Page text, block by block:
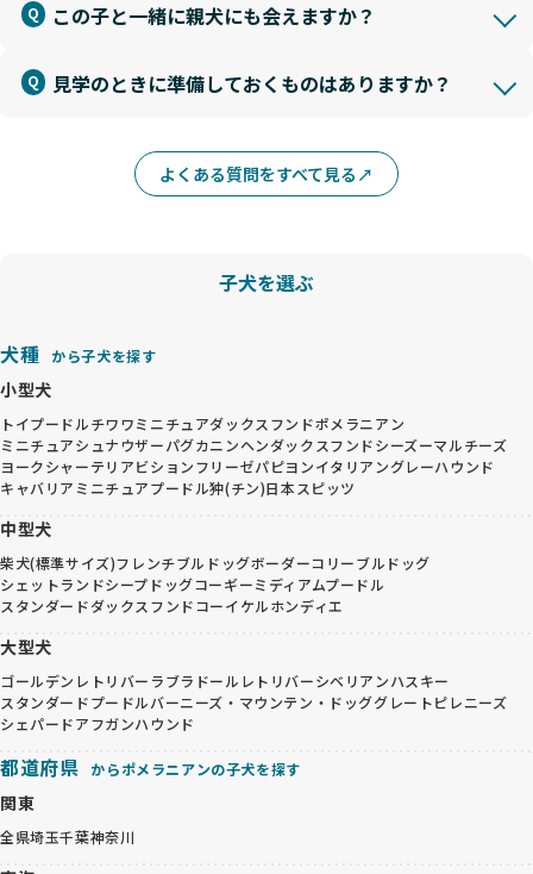
この子と一緒に親犬にも会えますか？
見学のときに準備しておくものはありますか？
よくある質問をすべて見る
子犬を選ぶ
犬種 から子犬を探す
小型犬
トイプードルチワワミニチュアダックスフンドポメラニアン
ミニチュアシュナウザーパグカニンヘンダックスフンドシーズーマルチーズ
ヨークシャーテリアビションフリーゼパピヨンイタリアングレーハウンド
キャバリア ミニチュアプードル狆(チン)日本スピッツ
中型犬
柴犬(標準サイズ)フレンチブルドッグボーダーコリーブルドッグ
シェットランドシープドッグコーギーミディアムプードル
スタンダードダックスフンドコーイケルホンディエ
大型犬
ゴールデンレトリバー ラブラドールレトリバーシベリアンハスキー
スタンダードプードルバーニーズ・マウンテン・ドッググレートピレニーズ
シェパードアフガンハウンド
都道府県 からポメラニアンの子犬を探す
関東
全県埼玉千葉神奈川